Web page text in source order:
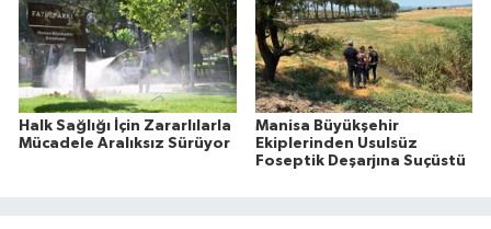
Halk Sağlığı İçin Zararlılarla
Mücadele Aralıksız Sürüyor
Manisa Büyükşehir
Ekiplerinden Usulsüz
Foseptik Deşarjına Suçüstü